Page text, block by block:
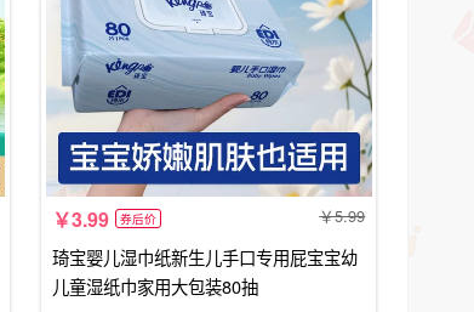
3.99 券后价 5.99
琦宝婴儿湿巾纸新生儿手口专用屁宝宝幼
儿童湿纸巾家用大包装80抽